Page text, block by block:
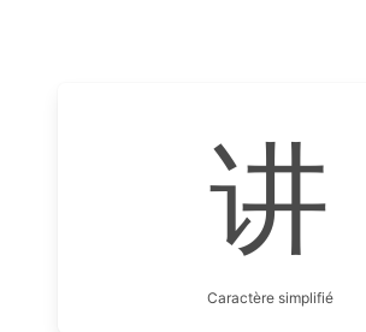
讲
Caractère simplifié